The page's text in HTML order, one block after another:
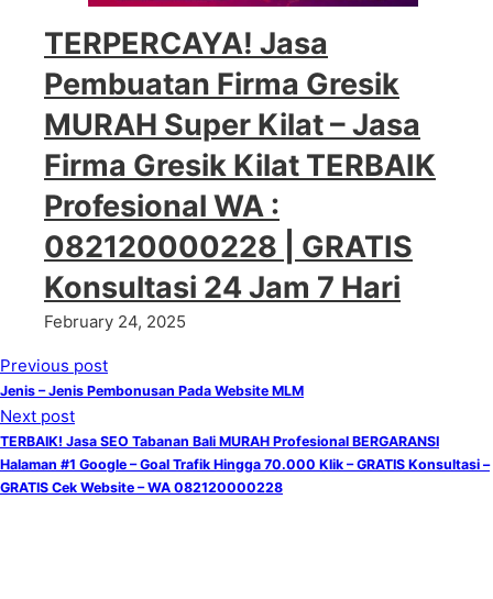
TERPERCAYA! Jasa
Pembuatan Firma Gresik
MURAH Super Kilat – Jasa
Firma Gresik Kilat TERBAIK
Profesional WA :
082120000228 | GRATIS
Konsultasi 24 Jam 7 Hari
February 24, 2025
Previous post
Jenis – Jenis Pembonusan Pada Website MLM
Next post
TERBAIK! Jasa SEO Tabanan Bali MURAH Profesional BERGARANSI
Halaman #1 Google – Goal Trafik Hingga 70.000 Klik – GRATIS Konsultasi –
GRATIS Cek Website – WA 082120000228